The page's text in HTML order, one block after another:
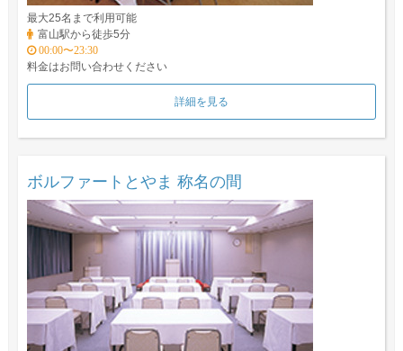
最大25名まで利用可能
富山駅から徒歩5分
00:00〜23:30
料金はお問い合わせください
詳細を見る
ボルファートとやま 称名の間